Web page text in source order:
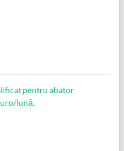
pentru abator
lună.